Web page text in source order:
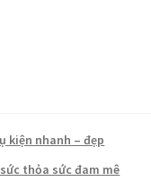
kiện nhanh – đẹp
thỏa sức đam mê